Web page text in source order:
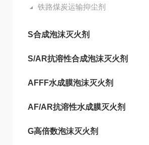
铁路煤炭运输抑尘剂
S合成泡沫灭火剂
S/AR抗溶性合成泡沫灭火剂
AFFF水成膜泡沫灭火剂
AF/AR抗溶性水成膜灭火剂
G高倍数泡沫灭火剂